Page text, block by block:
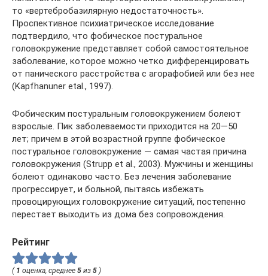
то «вертебробазилярную недостаточность».
Проспективное психиатрическое исследование
подтвердило, что фобическое постуральное
головокружение представляет собой самостоятельное
заболевание, которое можно четко дифференцировать
от панического расстройства с агорафобией или без нее
(Kapfhanuner etal., 1997).
Фобическим постуральным головокружением болеют
взрос­лые. Пик заболеваемости приходится на 20—50
лет; причем в этой возрастной группе фобическое
постуральное головокру­жение — самая частая причина
головокружения (Strupp et al., 2003). Мужчины и женщины
болеют одинаково часто. Без ле­чения заболевание
прогрессирует, и больной, пытаясь избе­жать
провоцирующих головокружение ситуаций, постепенно
перестает выходить из дома без сопровождения.
Рейтинг
( 1 оценка, среднее 5 из 5 )